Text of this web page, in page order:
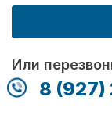
Или
8 (927)